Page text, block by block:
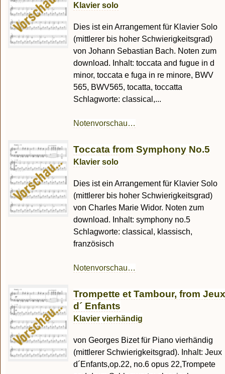
Klavier solo
Dies ist ein Arrangement für Klavier Solo
(mittlerer bis hoher Schwierigkeitsgrad)
von Johann Sebastian Bach. Noten zum
download. Inhalt: toccata and fugue in d
minor, toccata e fuga in re minore, BWV
565, BWV565, tocatta, toccatta
Schlagworte: classical,...
Notenvorschau…
Toccata from Symphony No.5
Klavier solo
Dies ist ein Arrangement für Klavier Solo
(mittlerer bis hoher Schwierigkeitsgrad)
von Charles Marie Widor. Noten zum
download. Inhalt: symphony no.5
Schlagworte: classical, klassisch,
französisch
Notenvorschau…
Trompette et Tambour, from Jeux
d´ Enfants
Klavier vierhändig
von Georges Bizet für Piano vierhändig
(mittlerer Schwierigkeitsgrad). Inhalt: Jeux
d´Enfants,op.22, no.6 opus 22,Trompete